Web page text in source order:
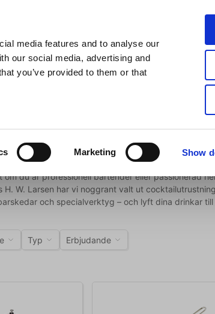
media features and to analyse our
our social media, advertising and
you’ve provided to them or that
Marketing Show
Sök
Restaurangkläder
du är professionell bartender eller passionerad
W. Larsen har vi noggrant valt ut
och specialverktyg – och lyft dina drinkar
Typ Erbjudande